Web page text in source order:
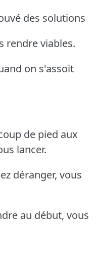
des solutions
rendre viables.
on s'assoit
de pied aux
lancer.
déranger, vous
au début, vous